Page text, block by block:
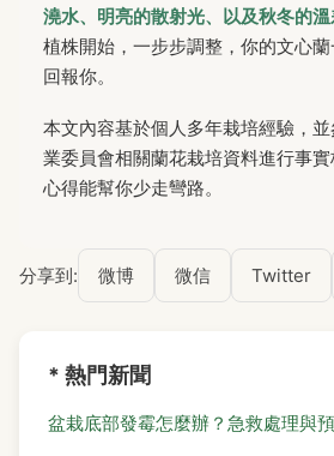
澆水、明亮的散射光、以及秋冬的
植株開始，一步步調整，你的文心
回報你。
本文內容基於個人多年栽培經驗，
業委員會相關蘭花栽培資料進行事
心得能幫你少走彎路。
分享到: 微博 微信 Twitter
* 熱門新聞
盆栽底部發霉怎麼辦？急救處理與